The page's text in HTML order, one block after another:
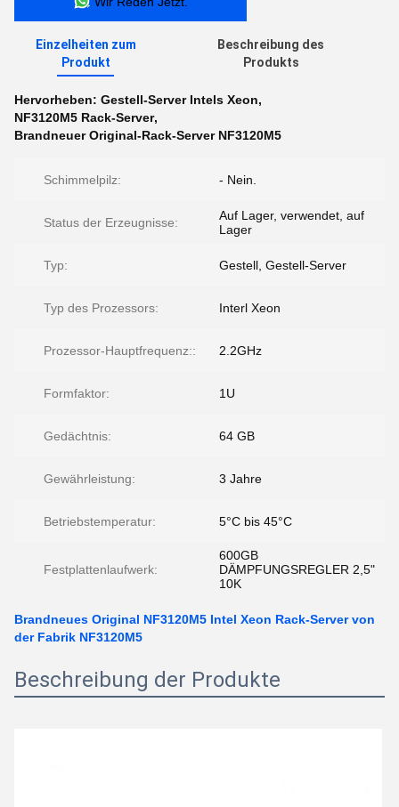
Einzelheiten zum
Produkt
Beschreibung des
Produkts
Hervorheben: Gestell-Server Intels Xeon,
NF3120M5 Rack-Server,
Brandneuer Original-Rack-Server NF3120M5
Schimmelpilz: - Nein.
Status der Erzeugnisse:
Auf Lager, verwendet, auf
Lager
Typ: Gestell, Gestell-Server
Typ des Prozessors: Interl Xeon
Prozessor-Hauptfrequenz:: 2.2GHz
Formfaktor: 1U
Gedächtnis: 64 GB
Gewährleistung: 3 Jahre
Betriebstemperatur: 5°C bis 45°C
Festplattenlaufwerk:
600GB
DÄMPFUNGSREGLER 2,5"
10K
Brandneues Original NF3120M5 Intel Xeon Rack-Server von
der Fabrik NF3120M5
Beschreibung der Produkte